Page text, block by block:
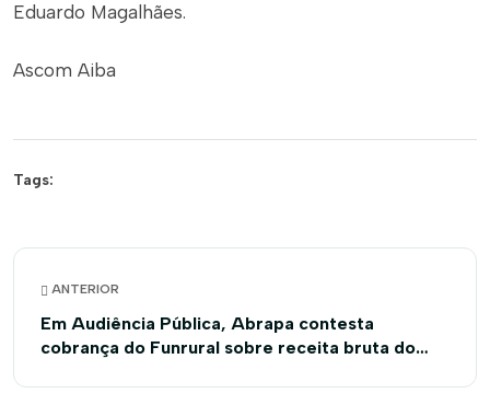
Eduardo Magalhães.
Ascom Aiba
Tags:
ANTERIOR
Em Audiência Pública, Abrapa contesta
cobrança do Funrural sobre receita bruta do